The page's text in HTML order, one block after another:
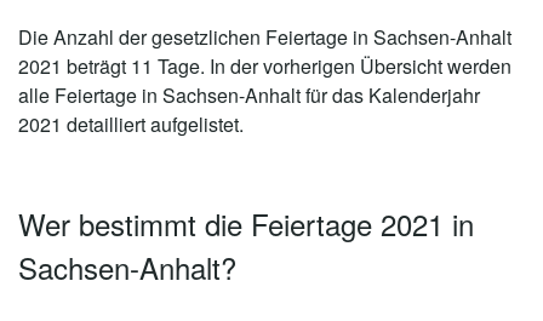
Die Anzahl der gesetzlichen Feiertage in Sachsen-Anhalt
2021 beträgt 11 Tage. In der vorherigen Übersicht werden
alle Feiertage in Sachsen-Anhalt für das Kalenderjahr
2021 detailliert aufgelistet.
Wer bestimmt die Feiertage 2021 in
Sachsen-Anhalt?